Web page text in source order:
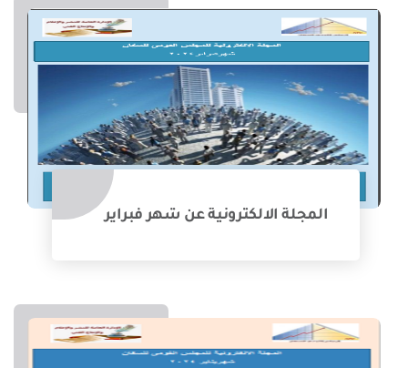
المجلة الالكترونية عن شهر فبراير